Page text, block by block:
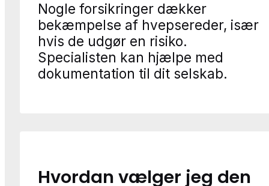
Nogle forsikringer dækker
bekæmpelse af hvepsereder, især
hvis de udgør en risiko.
Specialisten kan hjælpe med
dokumentation til dit selskab.
Hvordan vælger jeg den